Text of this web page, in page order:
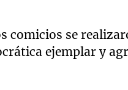
comicios se
ejemplar y